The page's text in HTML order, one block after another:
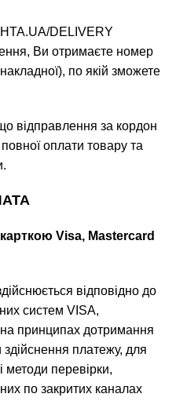
DELIVERY
Ви отримаєте номер
по якій зможете
відправлення за кордон
оплати товару та
Visa, Mastercard
відповідно до
систем VISА,
принципах дотримання
здійснення платежу, для
методи перевірки,
по закритих каналах